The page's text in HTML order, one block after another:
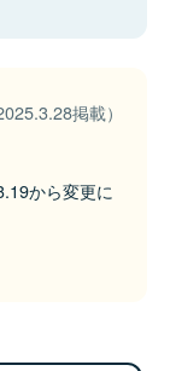
掲載）
から変更に